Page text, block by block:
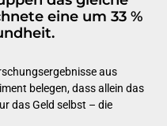
eine um 33 %
aus
belegen, dass allein das
das Geld selbst – die